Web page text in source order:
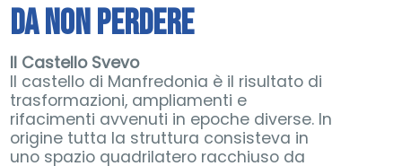
DA NON PERDERE
Il Castello Svevo
Il castello di Manfredonia è il risultato di
trasformazioni, ampliamenti e
rifacimenti avvenuti in epoche diverse. In
origine tutta la struttura consisteva in
uno spazio quadrilatero racchiuso da